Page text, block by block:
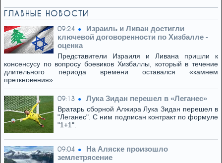
ГЛАВНЫЕ НОВОСТИ
09:24
Израиль и Ливан достигли
ключевой договоренности по Хизбалле -
оценка
Представители Израиля и Ливана пришли к
консенсусу по вопросу боевиков Хизбаллы, который в течение
длительного периода времени оставался «камнем
преткновения».
09:13 Лука Зидан перешел в «Леганес»
Вратарь сборной Алжира Лука Зидан перешел в
"Леганес". С ним подписан контракт по формуле
"1+1".
09:04
На Аляске произошло
землетрясение